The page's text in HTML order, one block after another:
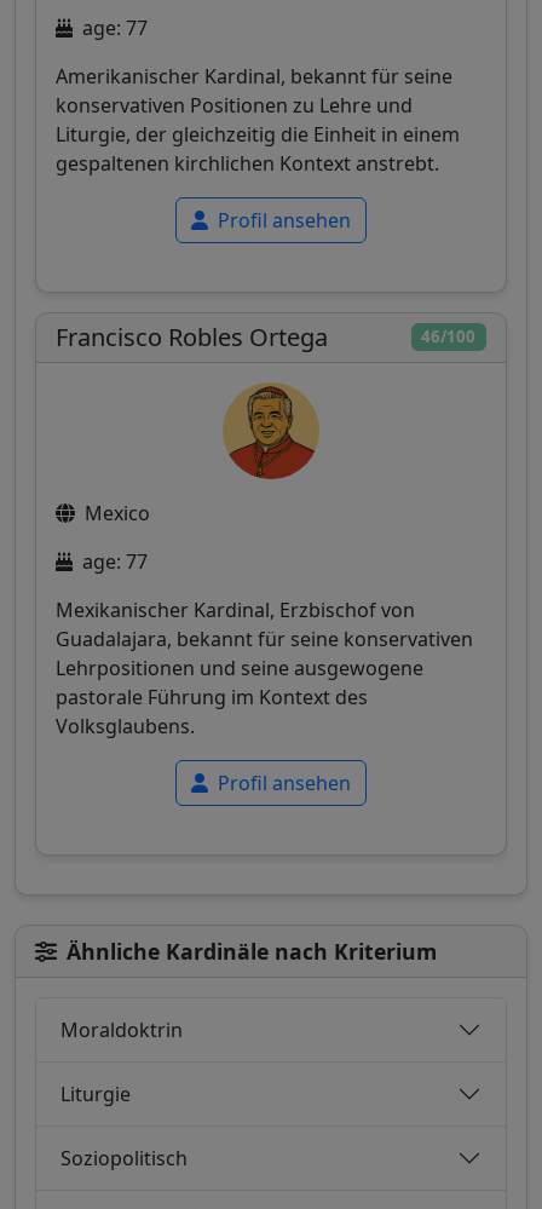
age: 77
Amerikanischer Kardinal, bekannt für seine
konservativen Positionen zu Lehre und
Liturgie, der gleichzeitig die Einheit in einem
gespaltenen kirchlichen Kontext anstrebt.
Profil ansehen
46/100
Francisco Robles Ortega
Mexico
age: 77
Mexikanischer Kardinal, Erzbischof von
Guadalajara, bekannt für seine konservativen
Lehrpositionen und seine ausgewogene
pastorale Führung im Kontext des
Volksglaubens.
Profil ansehen
Ähnliche Kardinäle nach Kriterium
Moraldoktrin
Liturgie
Soziopolitisch